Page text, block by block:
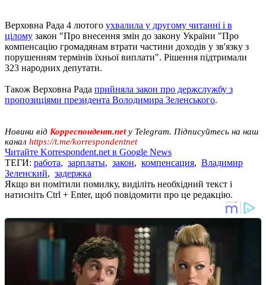
Верховна Рада 4 лютого ухвалила у другому читанні і в
цілому закон "Про внесення змін до закону України "Про
компенсацію громадянам втрати частини доходів у зв'язку з
порушенням термінів їхньої виплати". Рішення підтримали
323 народних депутати.
Також Верховна Рада прийняла закон про держслужбу з
пропозиціями президента Володимира Зеленського.
Новини від Корреспондент.netу Telegram. Підписуйтесь на наш
канал https://t.me/korrespondentnet
Читайте Korrespondent.net в Google News
ТЕГИ: работа, зарплаты, закон, компенсация, Владимир
Зеленский, задержка
Якщо ви помітили помилку, виділіть необхідний текст і
натисніть Ctrl + Enter, щоб повідомити про це редакцію.